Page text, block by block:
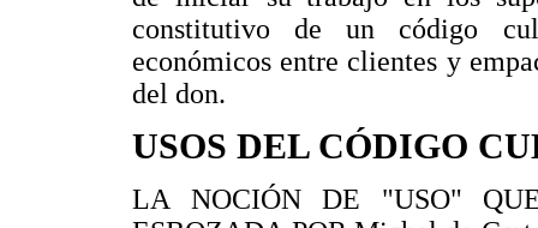
constitutivo de un código
económicos entre clientes y
del don.
USOS DEL CÓDIGO
LA NOCIÓN DE "USO"